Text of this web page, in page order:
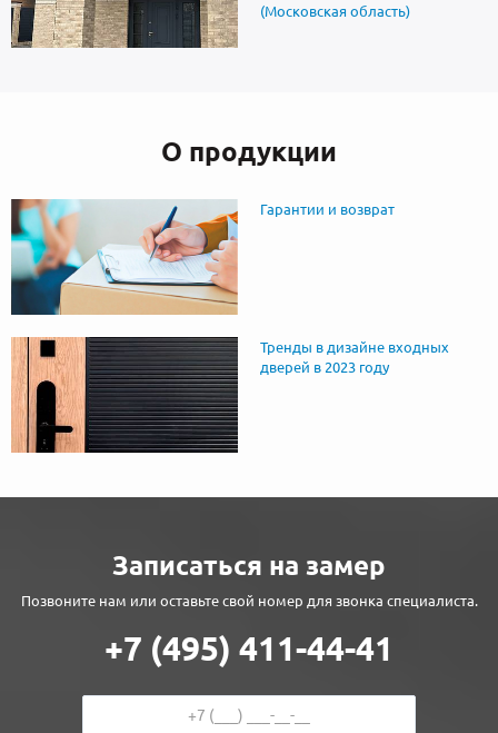
(Московская область)
О продукции
Гарантии и возврат
Тренды в дизайне входных
дверей в 2023 году
Записаться на замер
Позвоните нам или оставьте свой номер для звонка специалиста.
+7 (495) 411-44-41